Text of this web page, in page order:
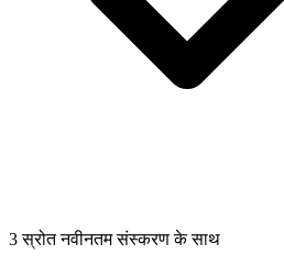
3 स्रोत नवीनतम संस्करण के साथ